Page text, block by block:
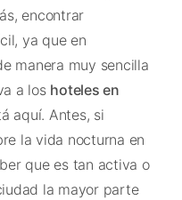
encontrar
ya que en
manera muy sencilla
a los hoteles en
aquí. Antes, si
la vida nocturna en
que es tan activa o
la mayor parte